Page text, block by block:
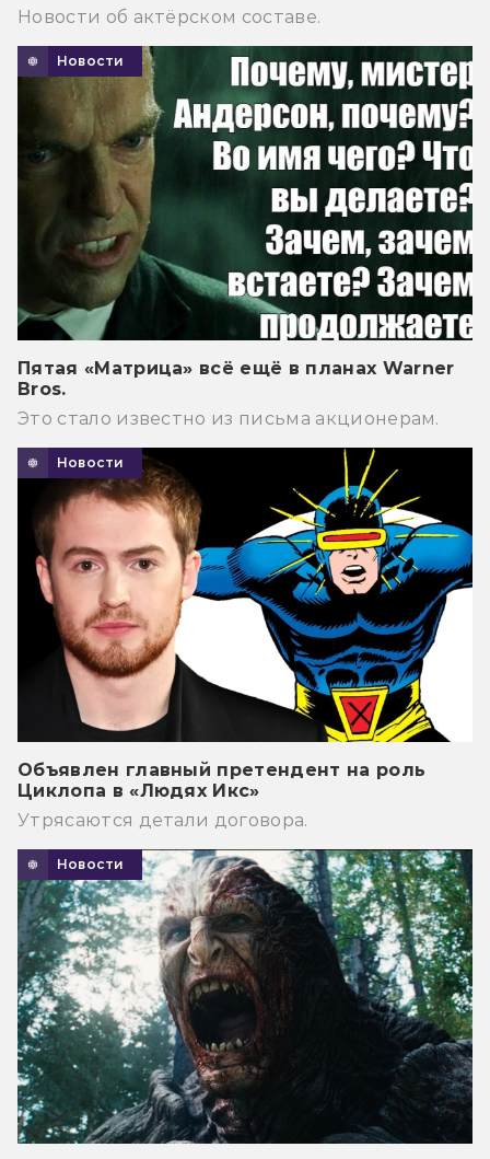
Новости об актёрском составе.
Новости
Пятая «Матрица» всё ещё в планах Warner
Bros.
Это стало известно из письма акционерам.
Новости
Объявлен главный претендент на роль
Циклопа в «Людях Икс»
Утрясаются детали договора.
Новости